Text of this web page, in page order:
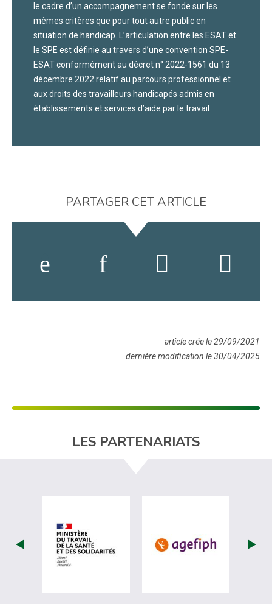
le cadre d’un accompagnement se fonde sur les
mêmes critères que pour tout autre public en
situation de handicap. L’articulation entre les ESAT et
le SPE est définie au travers d’une convention SPE-
ESAT conformément au décret n° 2022-1561 du 13
décembre 2022 relatif au parcours professionnel et
aux droits des travailleurs handicapés admis en
établissements et services d’aide par le travail
PARTAGER CET ARTICLE
article crée le 29/09/2021
dernière modification le 30/04/2025
LES PARTENARIATS
visiter les site de Ministère du travail
visiter les